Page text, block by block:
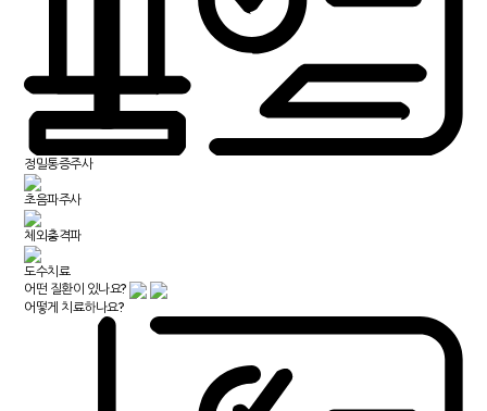
정밀통증주사
초음파주사
체외충격파
도수치료
어떤 질환이 있나요?
어떻게 치료하나요?